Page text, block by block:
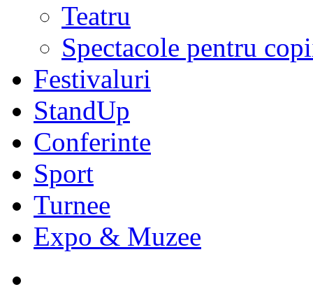
Teatru
Spectacole pentru
Festivaluri
StandUp
Conferinte
Sport
Turnee
Expo & Muzee